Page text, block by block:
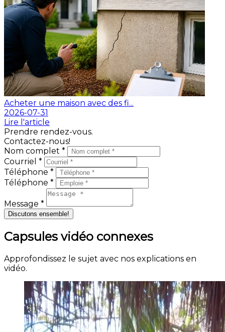
Acheter une maison avec des fi...
2026-07-31
Lire l'article
Prendre rendez-vous.
Contactez-nous!
Nom complet *
Courriel *
Téléphone *
Téléphone *
Message *
Discutons ensemble!
Capsules vidéo connexes
Approfondissez le sujet avec nos explications en
vidéo.